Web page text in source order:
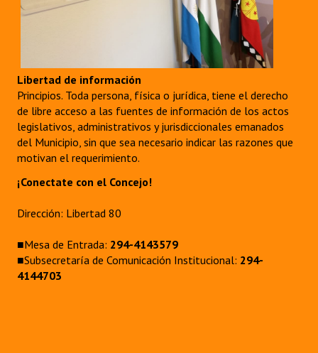
Libertad de información
Principios. Toda persona, física o jurídica, tiene el derecho
de libre acceso a las fuentes de información de los actos
legislativos, administrativos y jurisdiccionales emanados
del Municipio, sin que sea necesario indicar las razones que
motivan el requerimiento.
¡Conectate con el Concejo!
Dirección: Libertad 80
■Mesa de Entrada: 294-4143579
■Subsecretaría de Comunicación Institucional: 294-
4144703